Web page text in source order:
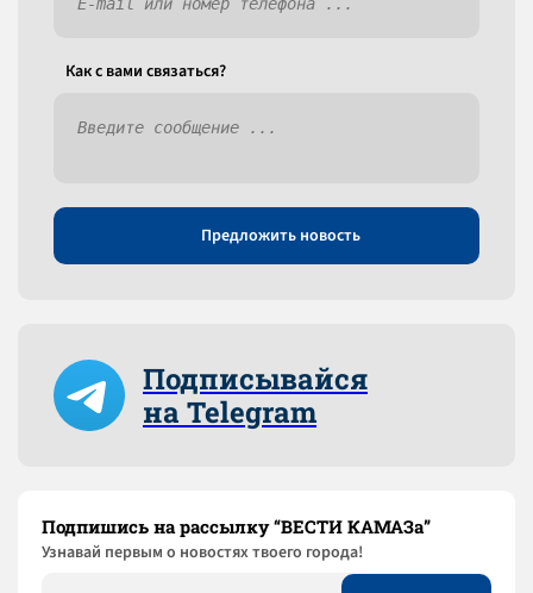
Как c вами связаться?
Предложить новость
Подписывайся
на Telegram
Подпишись на рассылку “ВЕСТИ КАМАЗа”
Узнaвай первым о новостях твоего города!